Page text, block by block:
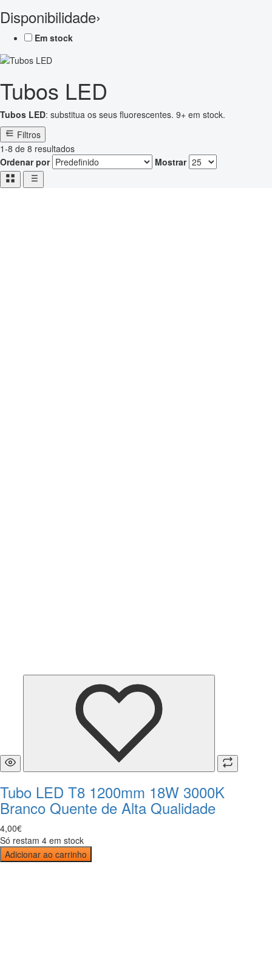
Disponibilidade›
Em stock
Tubos LED
Tubos LED: substitua os seus fluorescentes. 9+ em stock.
Filtros
1-8 de 8 resultados
Ordenar por
Mostrar
Tubo LED T8 1200mm 18W 3000K
Branco Quente de Alta Qualidade
4,00€
Só restam 4 em stock
Adicionar ao carrinho